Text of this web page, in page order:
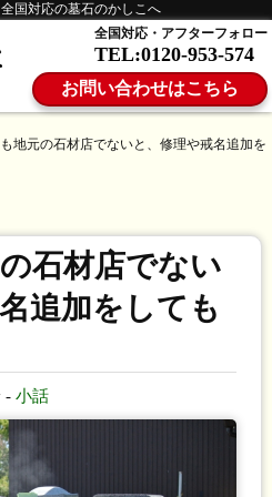
国対応の墓石のかしこへ
全国対応・アフターフォロー
TEL:0120-953-574
お問い合わせはこちら
地元の石材店でないと、修理や戒名追加を
石材店でない
追加をしても
-小話